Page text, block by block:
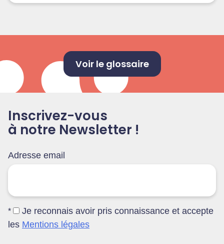
Voir le glossaire
Inscrivez-vous
à notre Newsletter !
Adresse email
*
Je reconnais avoir pris connaissance et accepte
les Mentions légales